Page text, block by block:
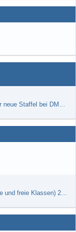
Die Modellbauer - Das Duell | Bewerbung für neue Staffel bei DMAX *Werbung*
Race Night in Lauba (LRP Offroad Challenge und freie Klassen) 25/26.08